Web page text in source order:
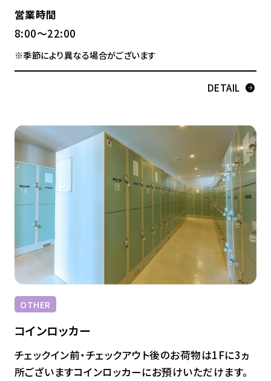
営業時間
8:00～22:00
※季節により異なる場合がございます
DETAIL
OTHER
コインロッカー
チェックイン前・チェックアウト後のお荷物は1Fに3ヵ
所ございますコインロッカーにお預けいただけます。